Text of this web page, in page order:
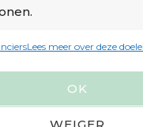
Lees meer over deze
OK
WEIGER
Bpost